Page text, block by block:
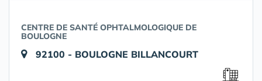
CENTRE DE SANTÉ OPHTALMOLOGIQUE DE
BOULOGNE
92100 - BOULOGNE BILLANCOURT